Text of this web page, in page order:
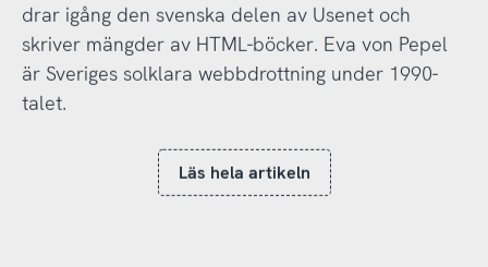
drar igång den svenska delen av Usenet och
skriver mängder av HTML-böcker. Eva von Pepel
är Sveriges solklara webbdrottning under 1990-
talet.
Läs hela artikeln